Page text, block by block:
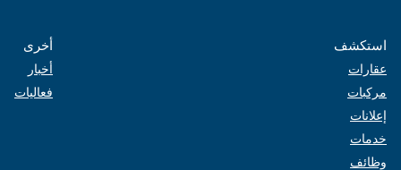
استكشف
عقارات
مركبات
إعلانات
خدمات
وظائف
أخرى
أخبار
فعاليات